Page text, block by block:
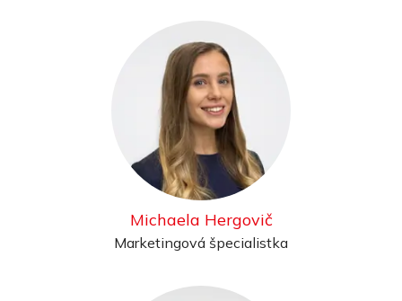
Michaela Hergovič
Marketingová špecialistka